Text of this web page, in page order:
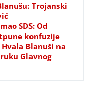
Trojanski
SDS: Od
konfuzije
Blanuši na
Glavnog